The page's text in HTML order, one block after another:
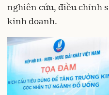
nghiên cứu, điều chỉnh
kinh doanh.